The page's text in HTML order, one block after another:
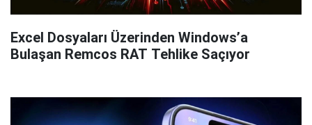
Excel Dosyaları Üzerinden Windows’a
Bulaşan Remcos RAT Tehlike Saçıyor